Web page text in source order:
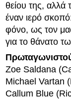
θείου της, αλλά
έναν ιερό
φόνο, ως τον
για το θάνατο
Zoe Saldana
Michael Vartan
Callum Blue